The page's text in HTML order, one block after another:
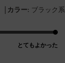
| カラー: ブラック系
とてもよかった